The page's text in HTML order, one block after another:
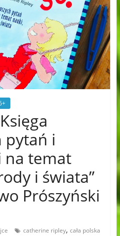
pytań i
na temat
i świata”
Prószyński
catherine ripley, cała polska